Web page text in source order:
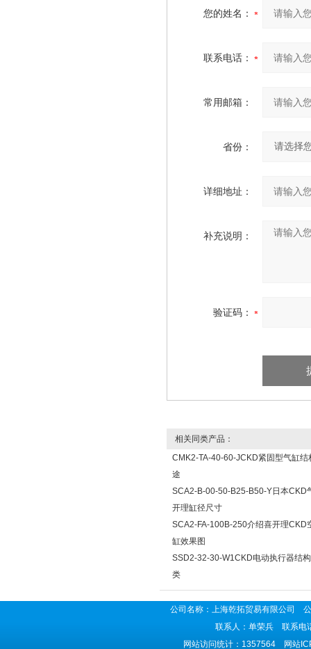
您的姓名：
联系电话：
常用邮箱：
省份：
详细地址：
补充说明：
验证码：
相关同类产品：
CMK2-TA-40-60-JCKD紧固型气缸结
途
SCA2-B-00-50-B25-B50-Y日本CKD
开理缸径尺寸
SCA2-FA-100B-250介绍喜开理CKD
缸效果图
SSD2-32-30-W1CKD电动执行器结
类
公司名称：上海乾拓贸易有限公司
联系人：单荣兵 联系电
网站访问统计：1357564 网站